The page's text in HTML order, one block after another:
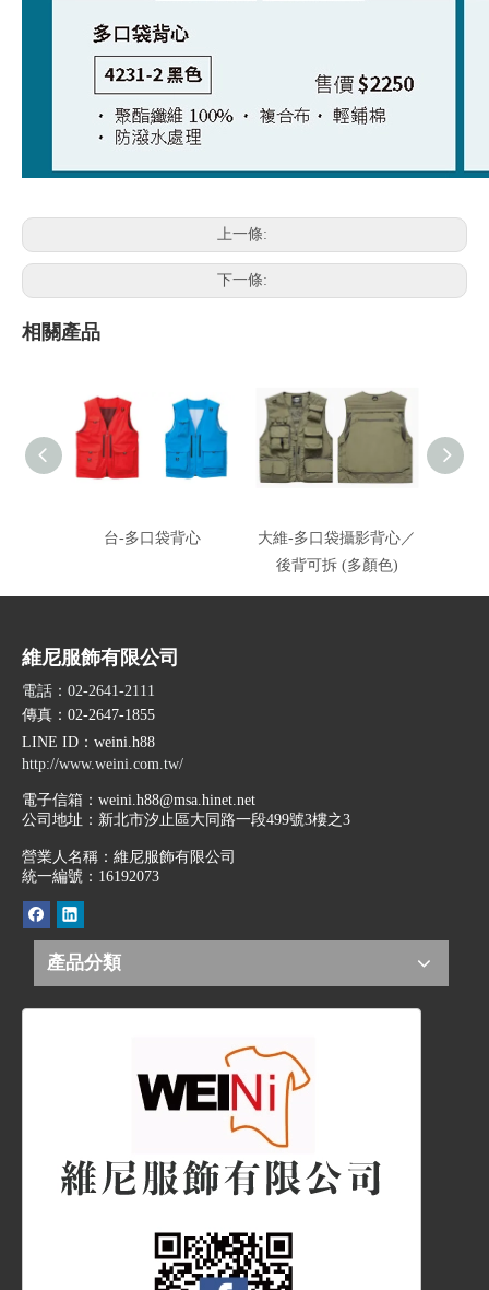
上一條:
下一條:
相關產品
台-多口袋背心
大維-多口袋攝影背心／
後背可拆 (多顏色)
維尼服飾有限公司
電話：02-2641-2111
傳真：02-2647-1855
LINE ID ：weini.h88
http://www.weini.com.tw/
電子信箱： weini.h88@msa.hinet.net
公司地址： 新北市汐止區大同路一段499號3樓之3
營業人名稱：維尼服飾有限公司
統一編號：16192073
產品分類